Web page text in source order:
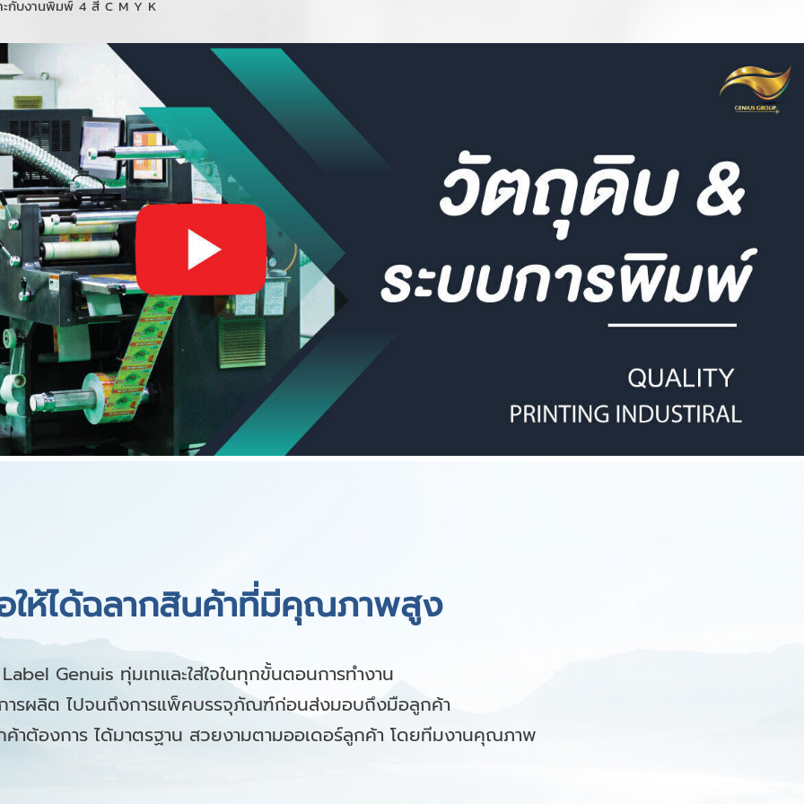
ะกับงานพิมพ์ 4 สี C M Y K
ให้ได้ฉลากสินค้าที่มีคุณภาพสูง
Label Genuis ทุ่มเทและใส่ใจในทุกขั้นตอนการทำงาน
ารผลิต ไปจนถึงการแพ็คบรรจุภัณฑ์ก่อนส่งมอบถึงมือลูกค้า
าต้องการ ได้มาตรฐาน สวยงามตามออเดอร์ลูกค้า โดยทีมงานคุณภาพ